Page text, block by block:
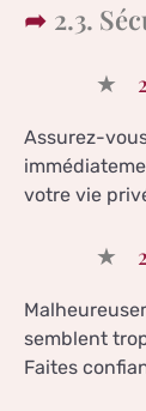
2.3.
Assurez-
votre vie
semblent
Faites